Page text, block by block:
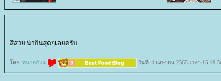
สีสวย น่ากินสุดๆเลยครับ
ดย: ทนายอ้วน วันที่: 4 เมษายน 2565 เวลา